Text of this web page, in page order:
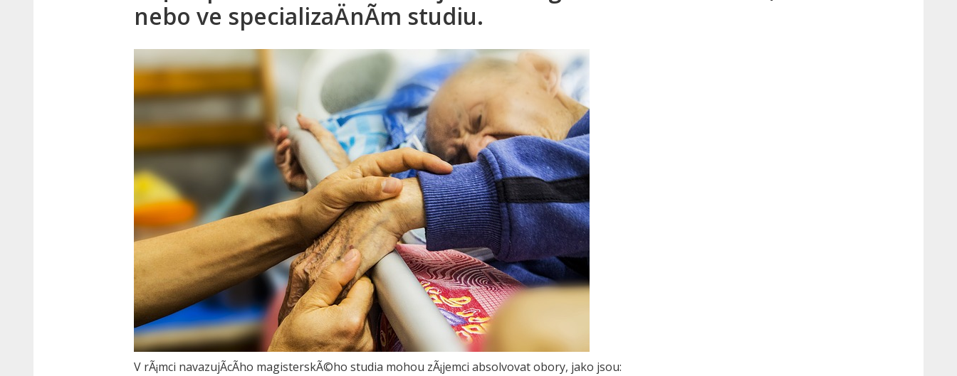
nebo ve specializaÄnÃ­m studiu.
V rÃ¡mci navazujÃ­cÃ­ho magisterskÃ©ho studia mohou zÃ¡jemci absolvovat obory, jako jsou: